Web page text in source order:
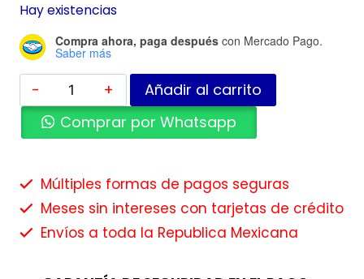
Hay existencias
Compra ahora, paga después con Mercado Pago.
Saber más
Añadir al carrito
Comprar por Whatsapp
Múltiples formas de pagos seguras
Meses sin intereses con tarjetas de crédito
Envíos a toda la Republica Mexicana